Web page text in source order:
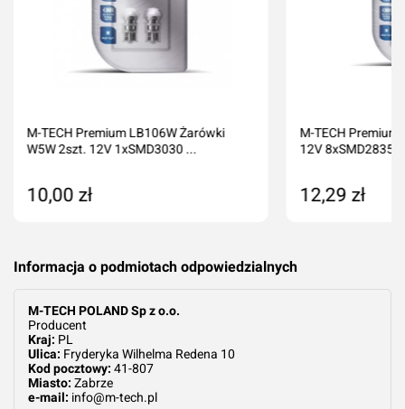
M-TECH Premium LB106W Żarówki
W5W 2szt. 12V 1xSMD3030 ...
10,00 zł
M-TECH Premium
12V 8xSMD2835
12,29 zł
Informacja o podmiotach odpowiedzialnych
M-TECH POLAND Sp z o.o.
Producent
Kraj: PL
Ulica: Fryderyka Wilhelma Redena 10
Kod pocztowy: 41-807
Miasto: Zabrze
e-mail: info@m-tech.pl